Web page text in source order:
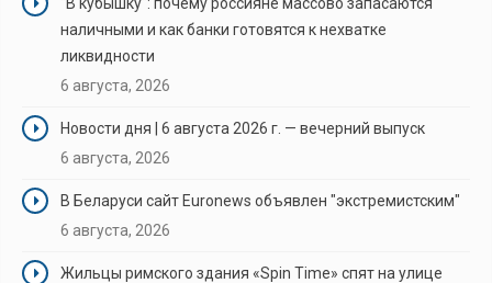
наличными и как банки готовятся к нехватке
ликвидности
6 августа, 2026
Новости дня | 6 августа 2026 г. — вечерний выпуск
6 августа, 2026
В Беларуси сайт Euronews объявлен "экстремистским"
6 августа, 2026
Жильцы римского здания «Spin Time» спят на улице